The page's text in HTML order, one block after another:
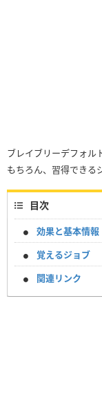
ブレイブリーデフォル
もちろん、習得できる
目次
効果と基本情報
覚えるジョブ
関連リンク